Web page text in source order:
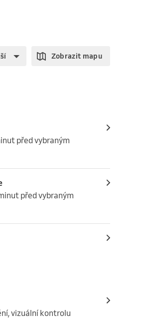
Zobrazit mapu
před vybraným
před vybraným
vizuální kontrolu